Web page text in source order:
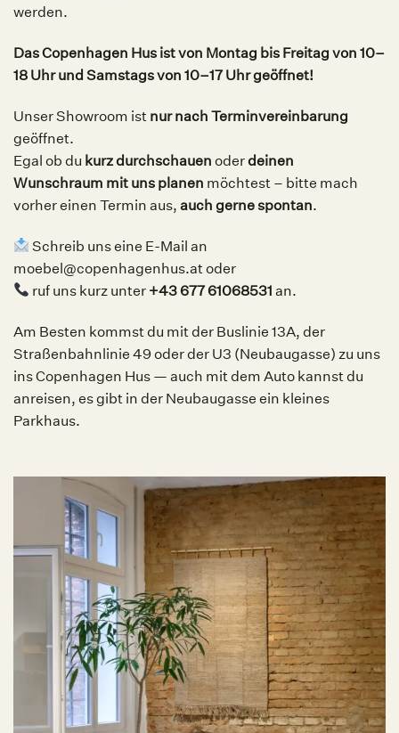
werden.
Das Copenhagen Hus ist von Montag bis Freitag von 10–
18 Uhr und Samstags von 10–17 Uhr geöffnet!
Unser Showroom ist nur nach Terminvereinbarung
geöffnet.
Egal ob du kurz durchschauen oderdeinen
Wunschraum mit uns planen möchtest – bitte mach
vorher einen Termin aus, auch gerne spontan.
Schreib uns eine E-Mail an
moebel@copenhagenhus.at oder
ruf uns kurz unter +43 677 61068531an.
Am Besten kommst du mit der Buslinie 13A, der
Straßenbahnlinie 49 oder der U3 (Neubaugasse) zu uns
ins Copenhagen Hus — auch mit dem Auto kannst du
anreisen, es gibt in der Neubaugasse ein kleines
Parkhaus.